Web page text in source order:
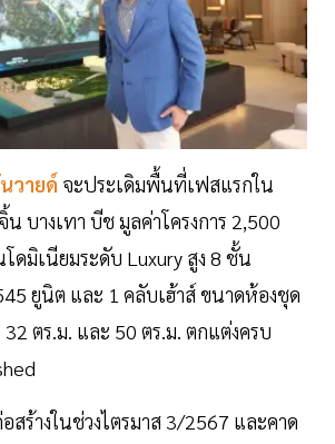
วายด์ จะประเดิมพื้นที่เฟสแรกใน
น บางเทา บีช มูลค่าโครงการ 2,500
ดมิเนียมระดับ Luxury สูง 8 ชั้น
ยูนิต และ 1 คลับเฮ้าส์ ขนาดห้องชุด
ตร.ม. และ 50 ตร.ม. ตกแต่งครบ
สร้างในช่วงไตรมาส 3/2567 และคาด